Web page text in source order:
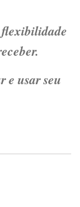
flexibilidade
e usar seu